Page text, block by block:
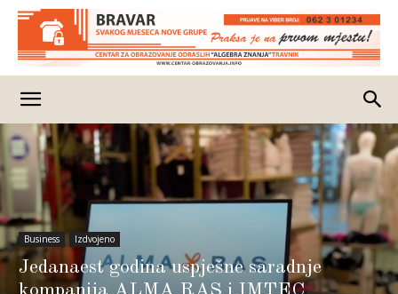
Business Izdvojeno
Jedanaest godina uspješne saradnje